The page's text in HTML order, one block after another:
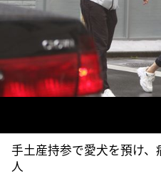
手土産持参で愛犬を預け
人